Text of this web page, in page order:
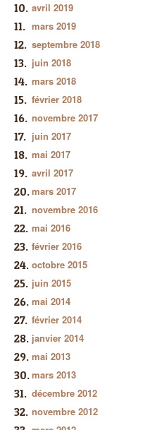
avril 2019
mars 2019
septembre 2018
juin 2018
mars 2018
février 2018
novembre 2017
juin 2017
mai 2017
avril 2017
mars 2017
novembre 2016
mai 2016
février 2016
octobre 2015
juin 2015
mai 2014
février 2014
janvier 2014
mai 2013
mars 2013
décembre 2012
novembre 2012